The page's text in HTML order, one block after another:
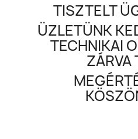
TISZTELT
ÜZLETÜNK
TECHNIKAI
ZÁRVA